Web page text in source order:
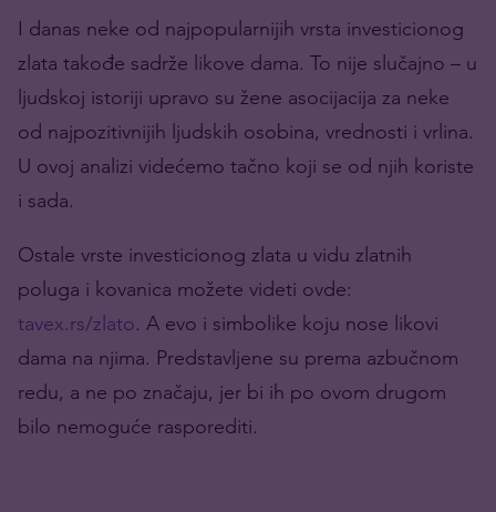
I danas neke od najpopularnijih vrsta investicionog
zlata takođe sadrže likove dama. To nije slučajno – u
ljudskoj istoriji upravo su žene asocijacija za neke
od najpozitivnijih ljudskih osobina, vrednosti i vrlina.
U ovoj analizi videćemo tačno koji se od njih koriste
i sada.
Ostale vrste investicionog zlata u vidu zlatnih
poluga i kovanica možete videti ovde:
tavex.rs/zlato. A evo i simbolike koju nose likovi
dama na njima. Predstavljene su prema azbučnom
redu, a ne po značaju, jer bi ih po ovom drugom
bilo nemoguće rasporediti.